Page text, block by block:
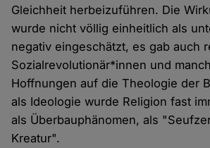
Gleichheit herbeizuführen. Die
wurde nicht völlig einheitlich als
negativ eingeschätzt, es gab auch
Sozialrevolutionär*innen und
Hoffnungen auf die Theologie der
als Ideologie wurde Religion fast
als Überbauphänomen, als
Kreatur".